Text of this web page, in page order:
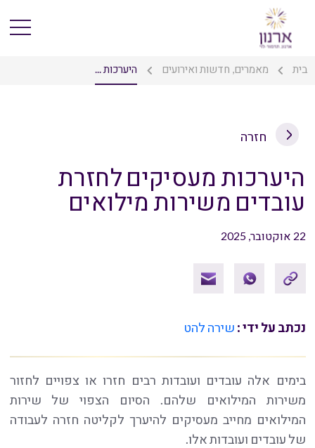
בית מאמרים, חדשות ואירועים היערכות ...
חזרה
היערכות מעסיקים לחזרת
עובדים משירות מילואים
22 אוקטובר, 2025
נכתב על ידי : שירה להט
בימים אלה עובדים ועובדות רבים חזרו או צפויים לחזור
משירות המילואים שלהם. הסיום הצפוי של שירות
המילואים מחייב מעסיקים להיערך לקליטה חזרה לעבודה
של עובדים ועובדות אלו.